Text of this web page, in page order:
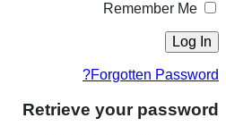
Remember Me
Forgotten Password?
Retrieve your password